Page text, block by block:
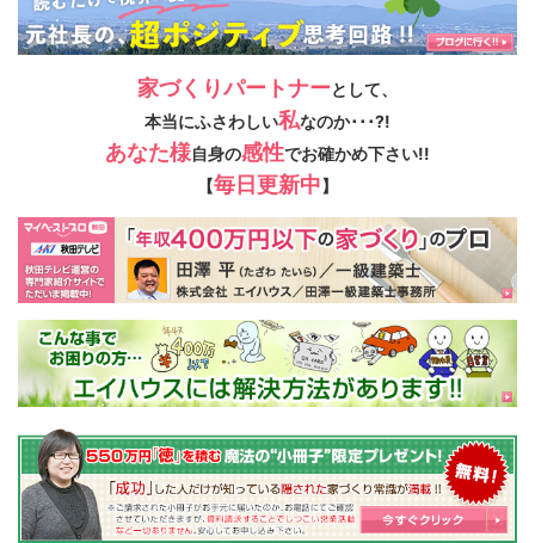
家づくりパートナーとして、
本当にふさわしい私なのか･･･?!
あなた様自身の感性でお確かめ下さい!!
【毎日更新中】